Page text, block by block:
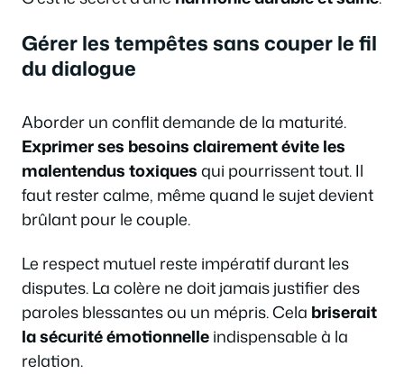
Gérer les tempêtes sans couper le fil
du dialogue
Aborder un conflit demande de la maturité.
Exprimer ses besoins clairement évite les
malentendus toxiquesqui pourrissent tout. Il
faut rester calme, même quand le sujet devient
brûlant pour le couple.
Le respect mutuel reste impératif durant les
disputes. La colère ne doit jamais justifier des
paroles blessantes ou un mépris. Cela briserait
la sécurité émotionnelleindispensable à la
relation.